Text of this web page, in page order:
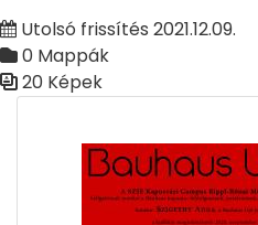
Utolsó frissítés 2021.12.09.
0 Mappák
20 Képek